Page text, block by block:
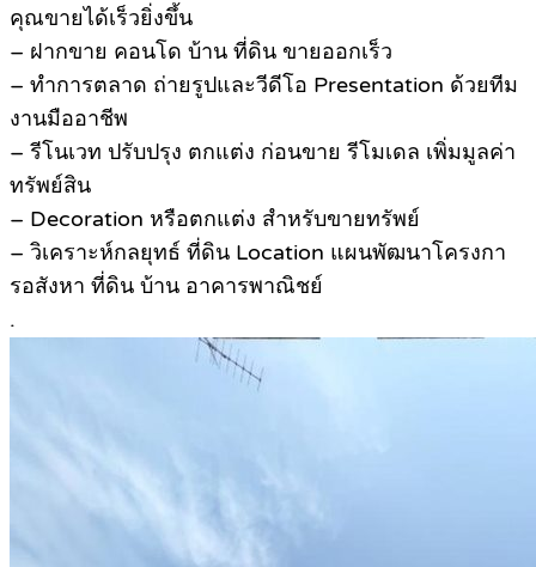
คุณขายได้เร็วยิ่งขึ้น
– ฝากขาย คอนโด บ้าน ที่ดิน ขายออกเร็ว
– ทำการตลาด ถ่ายรูปและวีดีโอ Presentation ด้วยทีม
งานมืออาชีพ
– รีโนเวท ปรับปรุง ตกแต่ง ก่อนขาย รีโมเดล เพิ่มมูลค่า
ทรัพย์สิน
– Decoration หรือตกแต่ง สำหรับขายทรัพย์
– วิเคราะห์กลยุทธ์ ที่ดิน Location แผนพัฒนาโครงกา
รอสังหา ที่ดิน บ้าน อาคารพาณิชย์
.